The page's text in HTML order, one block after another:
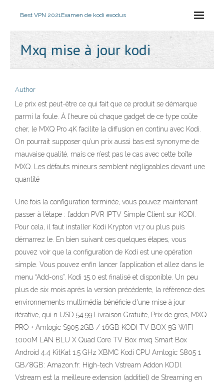
Best VPN 2021Examen de kodi exodus
Mxq mise à jour kodi
Author
Le prix est peut-être ce qui fait que ce produit se démarque
parmi la foule. À l’heure où chaque gadget de ce type coûte
cher, le MXQ Pro 4K facilite la diffusion en continu avec Kodi.
On pourrait supposer qu’un prix aussi bas est synonyme de
mauvaise qualité, mais ce n’est pas le cas avec cette boîte
MXQ. Les défauts mineurs semblent négligeables devant une
quantité
Une fois la configuration terminée, vous pouvez maintenant
passer à l’étape : l’addon PVR IPTV Simple Client sur KODI.
Pour cela, il faut installer Kodi Krypton v17 ou plus puis
démarrez le. En bien suivant ces quelques étapes, vous
pouvez voir que la configuration de Kodi est une opération
simple. Vous pouvez enfin lancer l’application et allez dans le
menu “Add-ons”. Kodi 15.0 est finalisé et disponible. Un peu
plus de six mois après la version précédente, la référence des
environnements multimédia bénéficie d'une mise à jour
itérative, qui n USD 54.99 Livraison Gratuite, Prix de gros, MXQ
PRO + Amlogic S905 2GB / 16GB KODI TV BOX 5G WIFI
1000M LAN BLU X Quad Core TV Box mxq Smart Box
Android 4.4 KitKat 1.5 GHz XBMC Kodi CPU Amlogic S805 1
GB/8GB: Amazon.fr: High-tech Vstream Addon KODI.
Vstream est la meilleure extension (additiel) de Streaming en